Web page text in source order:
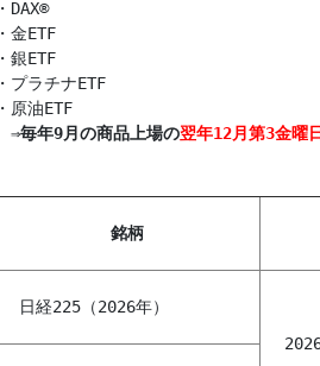
・DAX®
・金ETF
・銀ETF
・プラチナETF
・原油ETF
⇒毎年9月の商品上場の翌年12月第3金曜
銘柄
日経225（2026年）